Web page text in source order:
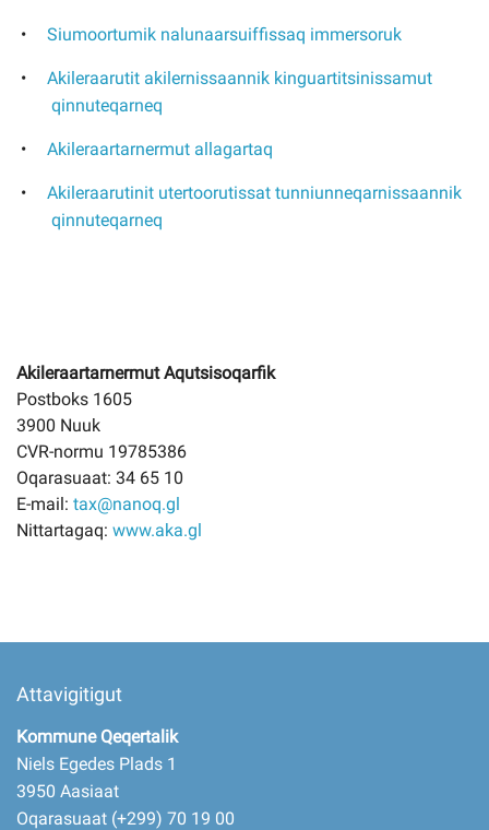
Siumoortumik nalunaarsuiffissaq immersoruk
Akileraarutit akilernissaannik kinguartitsinissamut
qinnuteqarneq
Akileraartarnermut allagartaq
Akileraarutinit utertoorutissat tunniunneqarnissaannik
qinnuteqarneq
Akileraartarnermut Aqutsisoqarfik
Postboks 1605
3900 Nuuk
CVR-normu 19785386
Oqarasuaat: 34 65 10
E-mail: tax@nanoq.gl
Nittartagaq: www.aka.gl
Attavigitigut
Kommune Qeqertalik
Niels Egedes Plads 1
3950 Aasiaat
Oqarasuaat (+299) 70 19 00